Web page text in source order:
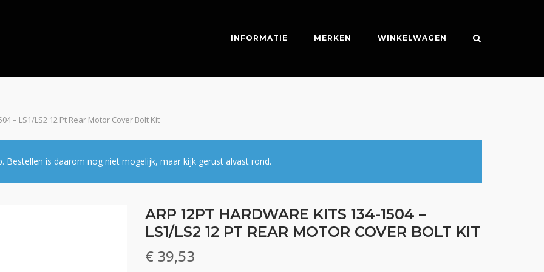
INFORMATIE MERKEN WINKELWAGEN
– LS1/LS2 12 Pt Rear Motor Cover Bolt Kit
Bestellen is daarom nog niet mogelijk, maar kijk gerust alvast rond.
ARP 12PT HARDWARE KITS 134-1504 –
LS1/LS2 12 PT REAR MOTOR COVER BOLT KIT
€ 39,53